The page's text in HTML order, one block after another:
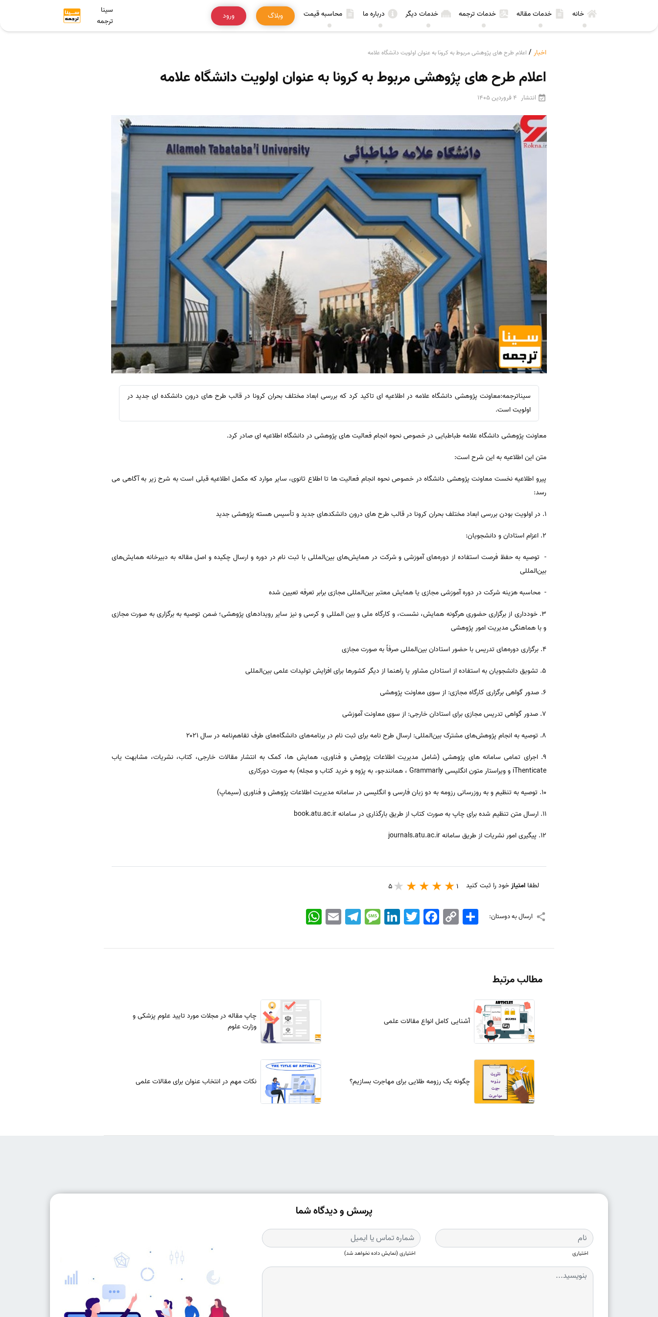
خانه خدمات مقاله خدمات ترجمه خدمات دیگر درباره ما محاسبه قیمت وبلاگ ورود
سینا
ترجمه
اخبار / اعلام طرح های پژوهشی مربوط به کرونا به عنوان اولویت دانشگاه علامه
اعلام طرح های پژوهشی مربوط به کرونا به عنوان اولویت دانشگاه علامه
انتشار 4 فروردین 1405
سیناترجمه:معاونت پژوهشی دانشگاه علامه در اطلاعیه ای تاکید کرد که بررسی ابعاد مختلف بحران کرونا در قالب طرح های درون دانشکده ای جدید در
اولویت است.
معاونت پژوهشی دانشگاه علامه طباطبایی در خصوص نحوه انجام فعالیت های پژوهشی در دانشگاه اطلاعیه ای صادر کرد.
متن این اطلاعیه به این شرح است:
پیرو اطلاعیه نخست معاونت پژوهشی دانشگاه در خصوص نحوه انجام فعالیت ها تا اطلاع ثانوی، سایر موارد که مکمل اطلاعیه قبلی است به شرح زیر به آگاهی می
رسد:
۱. در اولویت بودن بررسی ابعاد مختلف بحران کرونا در قالب طرح های درون دانشکدهای جدید و تأسیس هسته پژوهشی جدید
۲. اعزام استادان و دانشجویان:
- توصیه به حفظ فرصت استفاده از دوره‌های آموزشی و شرکت در همایش‌های بین‌المللی با ثبت نام در دوره و ارسال چکیده و اصل مقاله به دبیرخانه همایش‌های
بین‌المللی
- محاسبه هزینه شرکت در دوره آموزشی مجازی یا همایش معتبر بین‌المللی مجازی برابر تعرفه تعیین شده
۳. خودداری از برگزاری حضوری هرگونه همایش، نشست، و کارگاه ملی و بین المللی و کرسی و نیز سایر رویدادهای پژوهشی؛ ضمن توصیه به برگزاری به صورت مجازی
و با هماهنگی مدیریت امور پژوهشی
۴. برگزاری دوره‌های تدریس با حضور استادان بین‌المللی صرفاً به صورت مجازی
۵. تشویق دانشجویان به استفاده از استادان مشاور یا راهنما از دیگر کشورها برای افزایش تولیدات علمی بین‌المللی
۶. صدور گواهی برگزاری کارگاه مجازی: از سوی معاونت پژوهشی
۷. صدور گواهی تدریس مجازی برای استادان خارجی: از سوی معاونت آموزشی
۸. توصیه به انجام پژوهش‌های مشترک بین‌المللی: ارسال طرح نامه برای ثبت نام در برنامه‌های دانشگاه‌های طرف تفاهم‌نامه در سال ۲۰۲۱
۹. اجرای تمامی سامانه های پژوهشی (شامل مدیریت اطلاعات پژوهش و فناوری، همایش ها، کمک به انتشار مقالات خارجی، کتاب، نشریات، مشابهت یاب
iThenticate و ویراستار متون انگلیسی Grammarly ، همانندجو، به پژوه و خرید کتاب و مجله) به صورت دورکاری
۱۰. توصیه به تنظیم و به روزرسانی رزومه به دو زبان فارسی و انگلیسی در سامانه مدیریت اطلاعات پژوهش و فناوری (سیماپ)
۱۱. ارسال متن تنظیم شده برای چاپ به صورت کتاب از طریق بارگذاری در سامانه book.atu.ac.ir
۱۲. پیگیری امور نشریات از طریق سامانه journals.atu.ac.ir
لطفا امتیازخود را ثبت کنید 1
5
ارسال به دوستان: WhatsApp EmailTelegramMessageLinkedIn TwitterFacebook Copy
Link
اشتراک
مطالب مرتبط
آشنایی کامل انواع مقالات علمی
چاپ مقاله در مجلات مورد تایید علوم پزشکی و
وزارت علوم
چگونه یک رزومه طلایی برای مهاجرت بسازیم؟ نکات مهم در انتخاب عنوان برای مقالات علمی
پرسش و دیدگاه شما
اختیاری اختیاری (نمایش داده نخواهد شد)